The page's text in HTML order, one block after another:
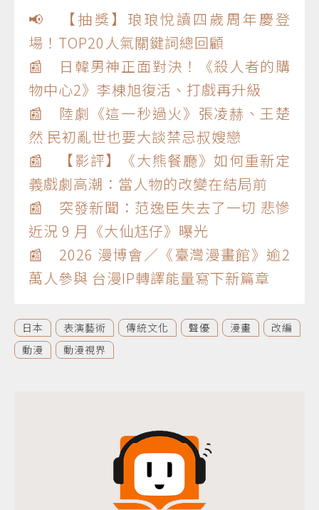
📢 【抽獎】琅琅悅讀四歲周年慶登
場！TOP20人氣關鍵詞總回顧
📰 日韓男神正面對決！《殺人者的購
物中心2》李棟旭復活、打戲再升級
📰 陸劇《這一秒過火》張凌赫、王楚
然 民初亂世也要大談禁忌叔嫂戀
📰 【影評】《大熊餐廳》如何重新定
義戲劇高潮：當人物的改變在結局前
📰 突發新聞：范逸臣失去了一切 悲慘
近況 9 月《大仙尪仔》曝光
📰 2026 漫博會／《臺灣漫畫館》逾2
萬人參與 台漫IP轉譯能量寫下新篇章
日本 表演藝術 傳統文化 聲優 漫畫
改編
動漫
動漫視界